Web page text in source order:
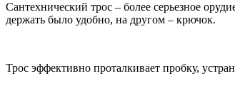
Сантехнический трос – более серьезное
держать было удобно, на другом – крючок.
Трос эффективно проталкивает пробку,